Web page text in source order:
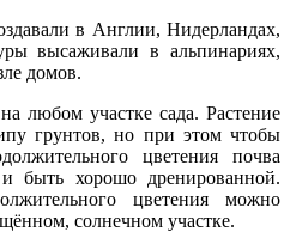
в Англии, Нидерландах,
высаживали в альпинариях,
домов.
любом участке сада. Растение
грунтов, но при этом чтобы
цветения почва
быть хорошо дренированной.
цветения можно
солнечном участке.